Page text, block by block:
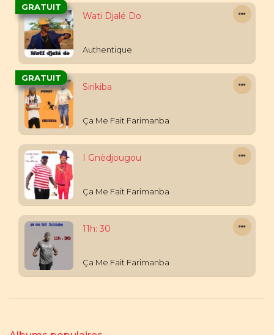
GRATUIT
Wati Djalé Do
Authentique
GRATUIT
Sirikiba
Ça Me Fait Farimanba
I Gnèdjougou
Ça Me Fait Farimanba
11h: 30
Ça Me Fait Farimanba